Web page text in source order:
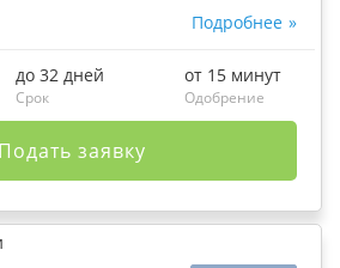
Подробнее
до 32 дней
Срок
от 15 минут
Одобрение
Подать заявку